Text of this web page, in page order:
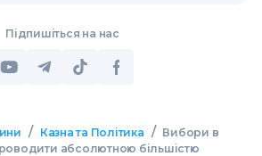
Підпишіться на нас
/ Казна та Політика / Вибори в
абсолютною більшістю